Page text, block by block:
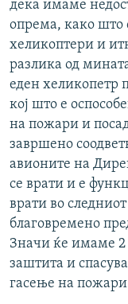
дека имаме
опрема, како што
хеликоптери и
разлика од
еден хеликопетр
кој што е
на пожари и
завршено
авионите на
се врати и е
врати во
благовремено
Значи ќе имаме 2
заштита и
гасење на